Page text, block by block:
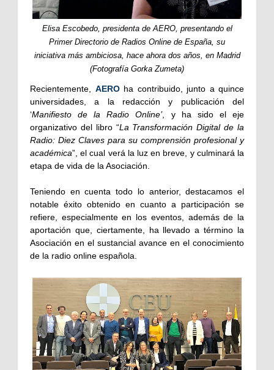
Elisa Escobedo, presidenta de AERO, presentando el
Primer Directorio de Radios Online de España, su
iniciativa más ambiciosa, hace ahora dos años, en Madrid
(Fotografía Gorka Zumeta)
Recientemente, AERO ha contribuido, junto a quince
universidades, a la redacción y publicación del
‘Manifiesto de la Radio Online’, y ha sido el eje
organizativo del libro “La Transformación Digital de la
Radio: Diez Claves para su comprensión profesional y
académica”, el cual verá la luz en breve, y culminará la
etapa de vida de la Asociación.
Teniendo en cuenta todo lo anterior, destacamos el
notable éxito obtenido en cuanto a participación se
refiere, especialmente en los eventos, además de la
aportación que, ciertamente, ha llevado a término la
Asociación en el sustancial avance en el conocimiento
de la radio online española.